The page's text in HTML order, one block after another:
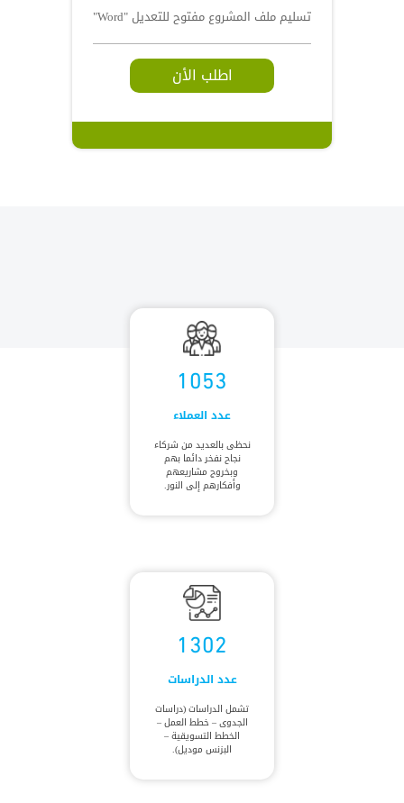
تسليم ملف المشروع مفتوح للتعديل "Word"
اطلب الأن
1053
عدد العملاء
نحظى بالعديد من شركاء
نجاح نفخر دائما بهم
وبخروج مشاريعهم
وأفكارهم إلى النور.
1302
عدد الدراسات
تشمل الدراسات (دراسات
الجدوى – خطط العمل –
الخطط التسويقية –
البزنس موديل).